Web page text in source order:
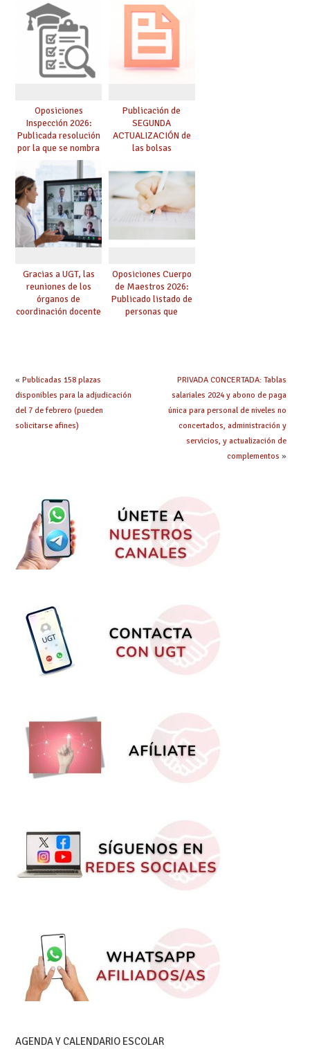
Oposiciones
Inspección 2026:
Publicada resolución
por la que se nombra
funcionarios/as en
prácticas, se regulan
dichas prácticas y se
convoca acto público
de adjudicación
Publicación de
SEGUNDA
ACTUALIZACIÓN de
las bolsas
Cuerpo de Maestros
de especialidades
convocadas a
oposición
Gracias a UGT, las
reuniones de los
órganos de
coordinación docente
centro
Oposiciones Cuerpo
de Maestros 2026:
Publicado listado de
personas que
« Publicadas 158 plazas
disponibles para la adjudicación
del 7 de febrero (pueden
solicitarse afines)
PRIVADA CONCERTADA: Tablas
salariales 2024 y abono de paga
única para personal de niveles no
concertados, administración y
servicios, y actualización de
complementos »
AGENDA Y CALENDARIO ESCOLAR